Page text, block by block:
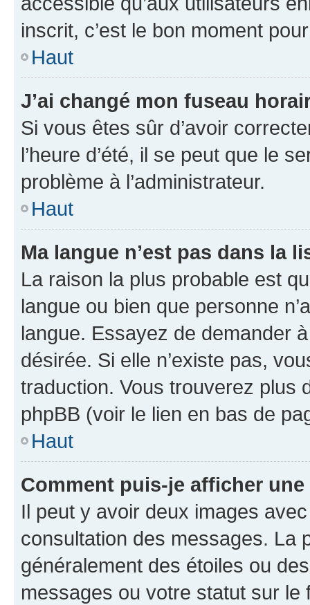
inscrit, c’est le bon moment
Haut
J’ai changé mon fuseau
Si vous êtes sûr d’avoir
l’heure d’été, il se peut que le
problème à l’administrateur.
Haut
Ma langue n’est pas dans la
La raison la plus probable est
langue ou bien que personne
langue. Essayez de demander
désirée. Si elle n’existe pas,
traduction. Vous trouverez plus
phpBB (voir le lien en bas de
Haut
Comment puis-je afficher
Il peut y avoir deux images
consultation des messages. La
généralement des étoiles ou
messages ou votre statut sur